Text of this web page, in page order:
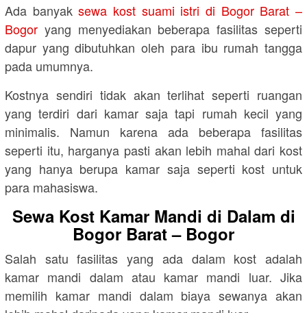
Ada banyaksewa kost suami istri di Bogor Barat –
Bogor yang menyediakan beberapa fasilitas seperti
dapur yang dibutuhkan oleh para ibu rumah tangga
pada umumnya.
Kostnya sendiri tidak akan terlihat seperti ruangan
yang terdiri dari kamar saja tapi rumah kecil yang
minimalis. Namun karena ada beberapa fasilitas
seperti itu, harganya pasti akan lebih mahal dari kost
yang hanya berupa kamar saja seperti kost untuk
para mahasiswa.
Sewa Kost Kamar Mandi di Dalam di
Bogor Barat – Bogor
Salah satu fasilitas yang ada dalam kost adalah
kamar mandi dalam atau kamar mandi luar. Jika
memilih kamar mandi dalam biaya sewanya akan